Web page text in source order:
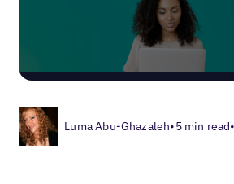
Luma Abu-Ghazaleh•5 min read•